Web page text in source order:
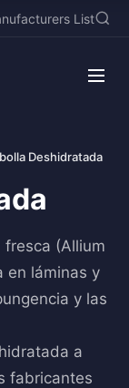
List
Deshidratada
(Allium
en láminas y
y las
a
fabricantes